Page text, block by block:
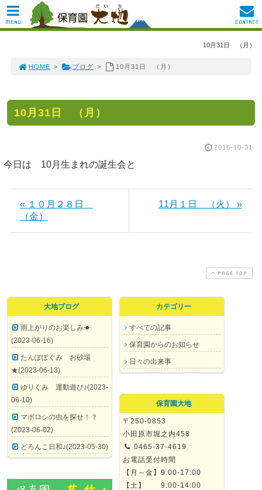
10月31日 （月）
HOME > ブログ > 10月31日 （月）
10月31日 （月）
2016-10-31
今日は 10月生まれの誕生会と
« １０月２８日
（金）
11月１日 （火） »
PAGE TOP
大地ブログ
雨上がりのお楽しみ☀
(2023-06-16)
たんぽぽぐみ お砂場
★(2023-06-13)
ゆりぐみ 運動遊び♪(2023-
06-10)
マボロシの虫を探せ！？
(2023-06-02)
どろんこ日和♪(2023-05-30)
カテゴリー
すべての記事
保育園からのお知らせ
日々の出来事
保育園大地
〒250-0853
小田原市堀之内458
0465-37-4619
お電話受付時間
【月～金】9:00-17:00
【土】 9:00-14:00
MENU CONTACT